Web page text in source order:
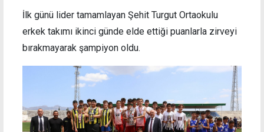
İlk günü lider tamamlayan Şehit Turgut Ortaokulu
erkek takımı ikinci günde elde ettiği puanlarla zirveyi
bırakmayarak şampiyon oldu.